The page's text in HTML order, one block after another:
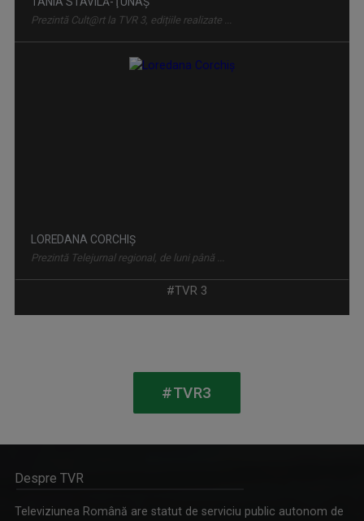
Prezintă Cult@rt la TVR 3, edițiile realizate ...
Prezintă Telejurnal regional, de luni până ...
Realizator și producător de emisiuni ...
#TVR 3
#TVR3
Despre TVR
Televiziunea Română are statut de serviciu public autonom de